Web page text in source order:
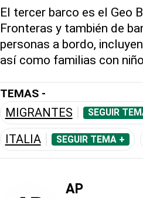
El tercer barco es el Geo
Fronteras y también de
personas a bordo,
así como familias con
TEMAS -
MIGRANTES SEGUIR
ITALIA SEGUIR TEMA +
AP